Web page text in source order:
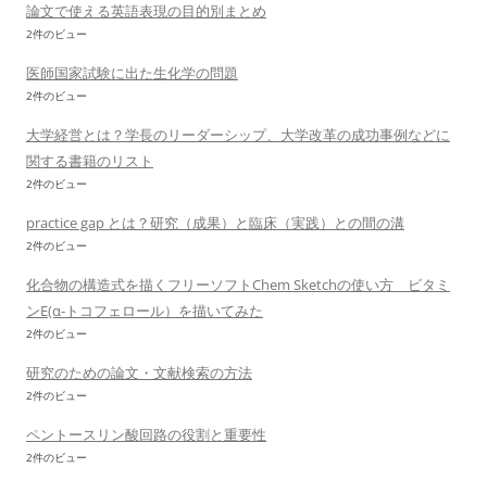
論文で使える英語表現の目的別まとめ
2件のビュー
医師国家試験に出た生化学の問題
2件のビュー
大学経営とは？学長のリーダーシップ、大学改革の成功事例などに
関する書籍のリスト
2件のビュー
practice gap とは？研究（成果）と臨床（実践）との間の溝
2件のビュー
化合物の構造式を描くフリーソフトChem Sketchの使い方 ビタミ
ンE(α-トコフェロール）を描いてみた
2件のビュー
研究のための論文・文献検索の方法
2件のビュー
ペントースリン酸回路の役割と重要性
2件のビュー